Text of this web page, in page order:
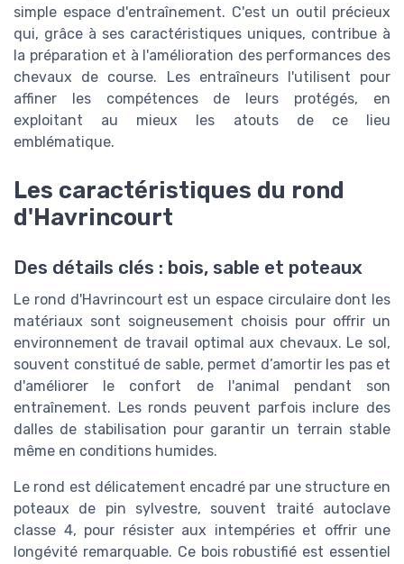
simple espace d'entraînement. C'est un outil précieux
qui, grâce à ses caractéristiques uniques, contribue à
la préparation et à l'amélioration des performances des
chevaux de course. Les entraîneurs l'utilisent pour
affiner les compétences de leurs protégés, en
exploitant au mieux les atouts de ce lieu
emblématique.
Les caractéristiques du rond
d'Havrincourt
Des détails clés : bois, sable et poteaux
Le rond d'Havrincourt est un espace circulaire dont les
matériaux sont soigneusement choisis pour offrir un
environnement de travail optimal aux chevaux. Le sol,
souvent constitué de sable, permet d’amortir les pas et
d'améliorer le confort de l'animal pendant son
entraînement. Les ronds peuvent parfois inclure des
dalles de stabilisation pour garantir un terrain stable
même en conditions humides.
Le rond est délicatement encadré par une structure en
poteaux de pin sylvestre, souvent traité autoclave
classe 4, pour résister aux intempéries et offrir une
longévité remarquable. Ce bois robustifié est essentiel